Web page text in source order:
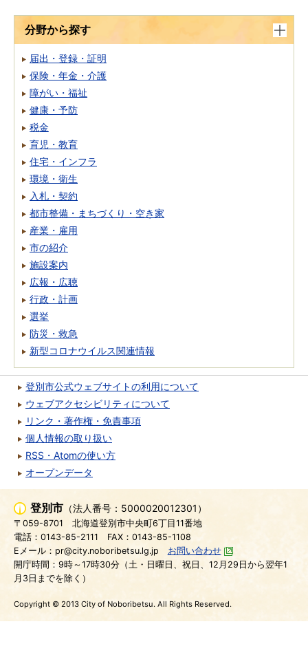
分野から探す
届出・登録・証明
保険・年金・介護
障がい・福祉
健康・予防
税金
育児・教育
住宅・インフラ
環境・衛生
入札・契約
都市整備・まちづくり・空き家
産業・雇用
市の紹介
施設案内
広報・広聴
行政・計画
選挙
防災・救急
新型コロナウイルス関連情報
登別市公式ウェブサイトの利用について
ウェブアクセシビリティについて
リンク・著作権・免責事項
個人情報の取り扱い
RSS・Atomの使い方
オープンデータ
登別市 （法人番号：5000020012301）
〒059-8701
北海道登別市中央町6丁目11番地
電話：0143-85-2111
FAX：0143-85-1108
Eメール：pr@city.noboribetsu.lg.jp
お問い合わせ
開庁時間：9時～17時30分（土・日曜日、祝日、12月29日から翌年1
月3日までを除く）
Copyright © 2013 City of Noboribetsu. All Rights Reserved.